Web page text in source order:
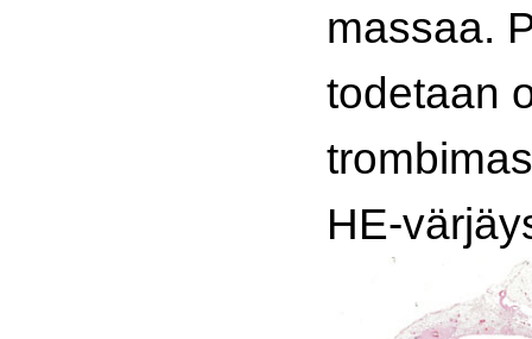
massaa.
todetaan
HE-